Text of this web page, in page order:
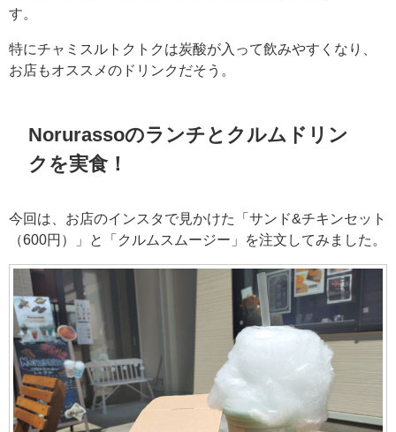
す。
特にチャミスルトクトクは炭酸が入って飲みやすくなり、
お店もオススメのドリンクだそう。
Norurassoのランチとクルムドリン
クを実食！
今回は、お店のインスタで見かけた「サンド&チキンセット
（600円）」と「クルムスムージー」を注文してみました。